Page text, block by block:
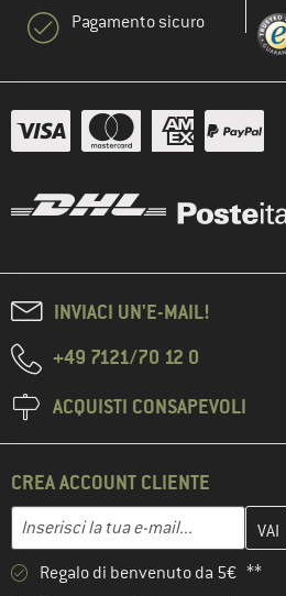
Pagamento sicuro
INVIACI UN'E-MAIL!
+49 7121/70 12 0
ACQUISTI CONSAPEVOLI
CREA ACCOUNT CLIENTE
Indirizzo e-mail
Inserisci qui il tuo indirizzo e-mail
Regalo di benvenuto da 5€ **